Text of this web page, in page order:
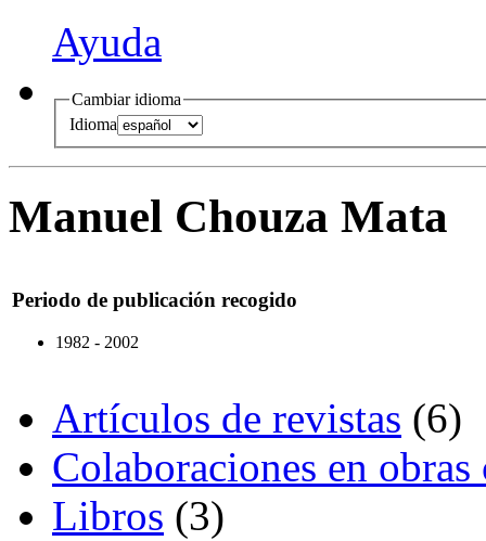
Ayuda
Cambiar idioma
Idioma
Manuel Chouza Mata
Periodo de publicación recogido
1982 - 2002
Artículos de revistas (6)
Colaboraciones en
Libros (3)